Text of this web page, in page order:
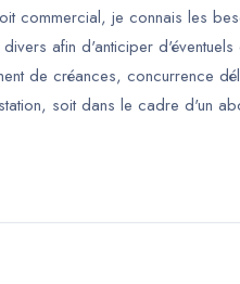
commercial, je connais les
afin d'anticiper
de créances, concurrence
soit dans le cadre d'un